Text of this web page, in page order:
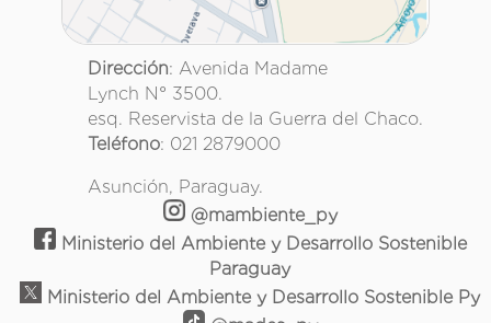
Dirección: Avenida Madame
Lynch N° 3500.
esq. Reservista de la Guerra del Chaco.
Teléfono: 021 2879000
Asunción, Paraguay.
@mambiente_py
Ministerio del Ambiente y Desarrollo Sostenible
Paraguay
Ministerio del Ambiente y Desarrollo Sostenible Py